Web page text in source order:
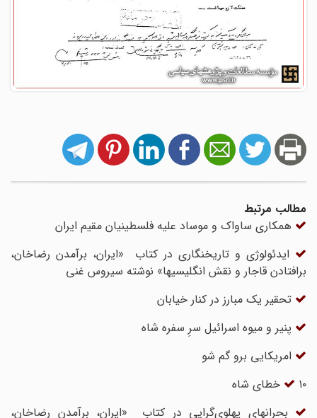
مطالب مرتبط
همکاری‌ ساواک و موساد علیه فلسطینیان مقیم ایران
ایدئولوژی و تاریخنگاری در کتاب «ایران، برآمدن رضاخان،
برافتادن قاجار و نقش انگلیسیها» نوشته سیروس غنی
تحقیر یک مبارز در کنار خیابان
پنیر و میوه اسرائیل سرِ سفره شاه
امریکایی برو گم شو
۱۰ خطای شاه
بحرانهای پهلوی‌گرایی در کتاب «ایران، برآمدن رضاخان،